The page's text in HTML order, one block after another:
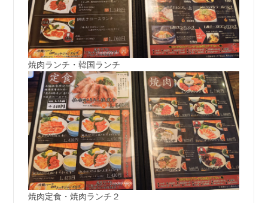
焼肉ランチ・韓国ランチ
焼肉定食・焼肉ランチ２